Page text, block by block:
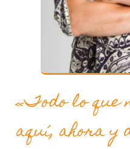
«Todo lo que
aquí, ahora y